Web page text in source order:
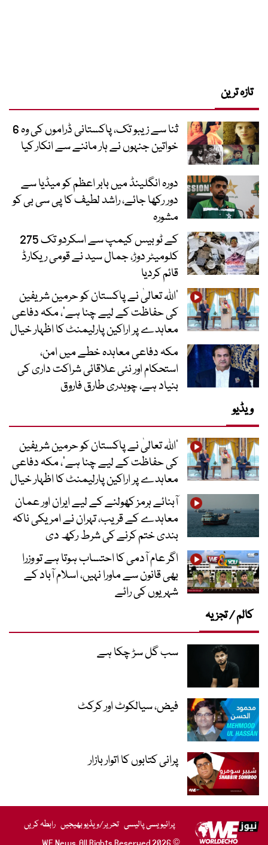
تازہ ترین
ثنا سے زیبو تک، پاکستانی ڈراموں کی وہ 6
خواتین جنہوں نے ہار ماننے سے انکار کیا
دورہ انگلینڈ میں بابر اعظم کو میڈیا سے
دور رکھا جائے، راشد لطیف کا پی سی بی کو
مشورہ
کے ٹو بیس کیمپ سے اسکردو تک 275
کلومیٹر دوڑ، جمال سید نے قومی ریکارڈ
قائم کردیا
’اللہ تعالیٰ نے پاکستان کو حرمین شریفین
کی حفاظت کے لیے چنا ہے‘، مکہ دفاعی
معاہدے پر اراکین پارلیمنٹ کا اظہار خیال
مکہ دفاعی معاہدہ خطے میں امن،
استحکام اور نئی علاقائی شراکت داری کی
بنیاد ہے، چوہدری طارق فاروق
ویڈیو
’اللہ تعالیٰ نے پاکستان کو حرمین شریفین
کی حفاظت کے لیے چنا ہے‘، مکہ دفاعی
معاہدے پر اراکین پارلیمنٹ کا اظہار خیال
آبنائے ہرمز کھولنے کے لیے ایران اور عمان
معاہدے کے قریب، تہران نے امریکی ناکہ
بندی ختم کرنے کی شرط رکھ دی
اگر عام آدمی کا احتساب ہوتا ہے تو وزرا
بھی قانون سے ماورا نہیں، اسلام آباد کے
شہریوں کی رائے
کالم / تجزیہ
سب گل سڑ چکا ہے
فیض، سیالکوٹ اور کرکٹ
پرانی کتابوں کا اتوار بازار
پرائیویسی پالیسی تحریر/ویڈیو بھیجیں رابطہ کریں